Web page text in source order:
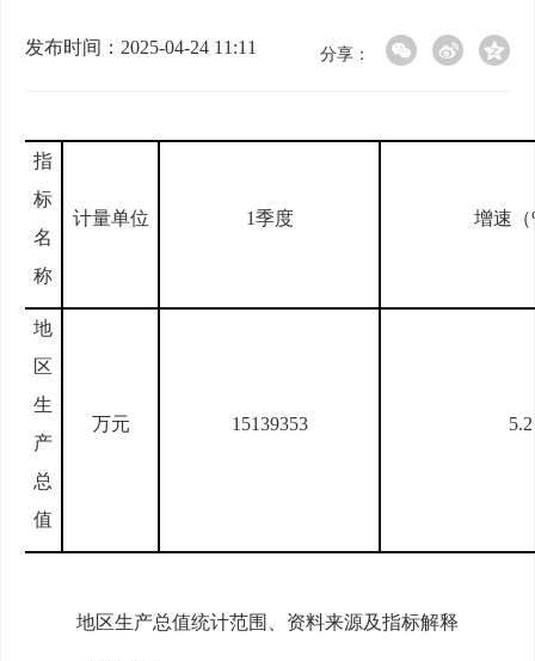
发布时间：2025-04-24 11:11 分享：
指
标
名
称
计量单位 1季度 增速（
地
区
生
产
总
值
万元 15139353 5.2
地区生产总值统计范围 、资料来源及指标解释